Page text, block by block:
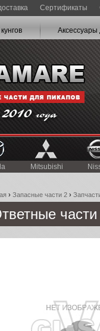
Сертификаты
Аксессуары
Mitsubishi
› Запасные части 2 ›